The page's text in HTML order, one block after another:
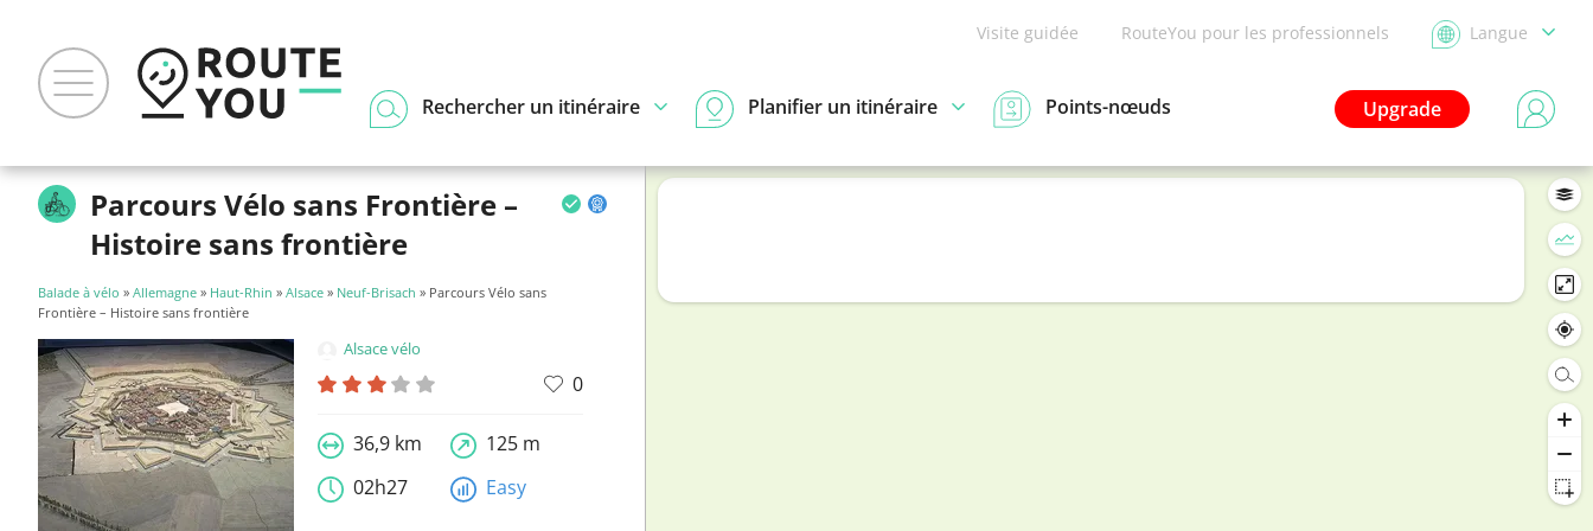
Visite guidée RouteYou pour les professionnels Langue
Upgrade
Rechercher un itinéraire Planifier un itinéraire Points-nœuds
Parcours Vélo sans Frontière –
Histoire sans frontière
Balade à vélo » Allemagne » Haut-Rhin » Alsace » Neuf-Brisach » Parcours Vélo sans
Frontière – Histoire sans frontière
Alsace vélo
0
36,9 km
125 m
02h27
Easy